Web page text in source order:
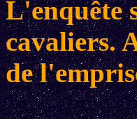
L'enquête
cavaliers.
de